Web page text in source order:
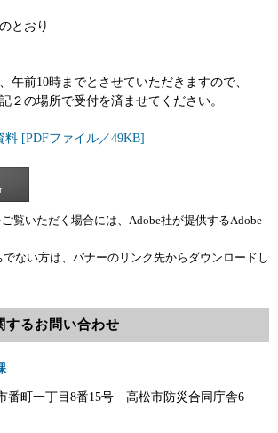
とおり
午前10時までとさせていただきますので、
２の場所で受付を済ませてください。
料 [PDFファイル／49KB]
覧いただく場合には、Adobe社が提供するAdobe
でない方は、バナーのリンク先からダウンロードし
するお問い合わせ
番町一丁目8番15号 高松市防災合同庁舎6